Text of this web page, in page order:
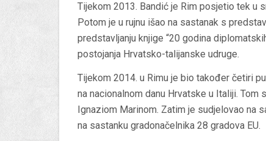
Tijekom 2013. Bandić je Rim posjetio tek u
Potom je u rujnu išao na sastanak s
predstavljanju knjige “20 godina
postojanja Hrvatsko-talijanske udruge.
Tijekom 2014. u Rimu je bio također četiri
na nacionalnom danu Hrvatske u Italiji.
Ignaziom Marinom. Zatim je sudjelovao na
na sastanku gradonačelnika 28 gradova EU.